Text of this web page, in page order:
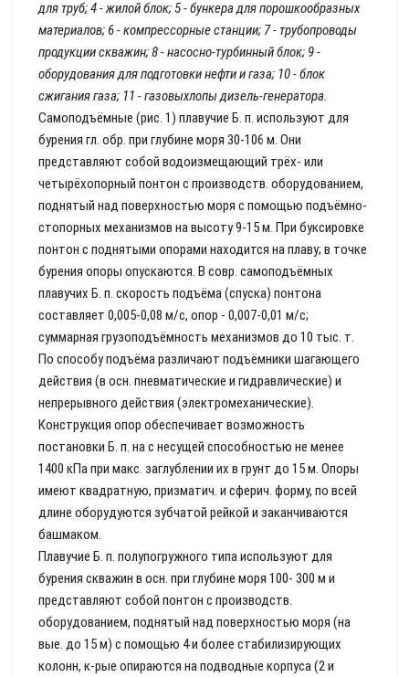
для труб; 4 - жилой блок; 5 - бункера для порошкообразных
материалов; 6 - компрессорные станции; 7 - трубопроводы
продукции скважин; 8 - насосно-турбинный блок; 9 -
оборудования для подготовки нефти и газа; 10 - блок
сжигания газа; 11 - газовыхлопы дизель-генератора.
Самоподъёмные (рис. 1) плавучие Б. п. используют для
бурения гл. обр. при глубине моря 30-106 м. Они
представляют собой водоизмещающий трёх- или
четырёхопорный понтон с производств. оборудованием,
поднятый над поверхностью моря с помощью подъёмно-
стопорных механизмов на высоту 9-15 м. При буксировке
понтон с поднятыми опорами находится на плаву; в точке
бурения опоры опускаются. В совр. самоподъёмных
плавучих Б. п. скорость подъёма (спуска) понтона
составляет 0,005-0,08 м/с, опор - 0,007-0,01 м/с;
суммарная грузоподъёмность механизмов до 10 тыс. т.
По способу подъёма различают подъёмники шагающего
действия (в осн. пневматические и гидравлические) и
непрерывного действия (электромеханические).
Конструкция опор обеспечивает возможность
постановки Б. п. на с несущей способностью не менее
1400 кПа при макс. заглублении их в грунт до 15 м. Опоры
имеют квадратную, призматич. и сферич. форму, по всей
длине оборудуются зубчатой рейкой и заканчиваются
башмаком.
Плавучие Б. п. полупогружного типа используют для
бурения скважин в осн. при глубине моря 100- 300 м и
представляют собой понтон с производств.
оборудованием, поднятый над поверхностью моря (на
вые. до 15 м) с помощью 4 и более стабилизирующих
колонн, к-рые опираются на подводные корпуса (2 и